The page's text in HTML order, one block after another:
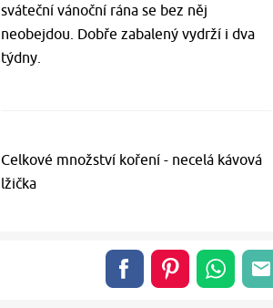
sváteční vánoční rána se bez něj
neobejdou. Dobře zabalený vydrží i dva
týdny.
Celkové množství koření - necelá kávová
lžička